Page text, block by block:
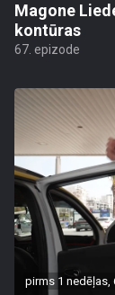
Magone
kontūras
67. epizode
pirms 1 nedēļas,